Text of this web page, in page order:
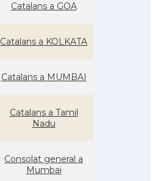
Catalans a GOA
Catalans a KOLKATA
Catalans a MUMBAI
Catalans a Tamil
Nadu
Consolat general a
Mumbai